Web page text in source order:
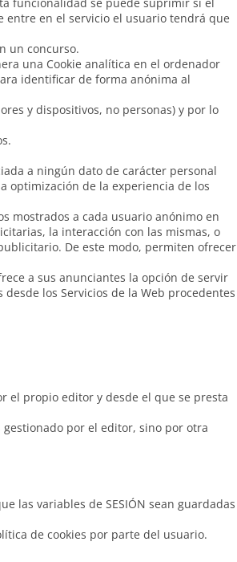
entre en el servicio el usuario tendrá que
un concurso.
una Cookie analítica en el ordenador
identificar de forma anónima al
y dispositivos, no personas) y por lo
a ningún dato de carácter personal
optimización de la experiencia de los
mostrados a cada usuario anónimo en
la interacción con las mismas, o
De este modo, permiten ofrecer
a sus anunciantes la opción de servir
los Servicios de la Web procedentes
el propio editor y desde el que se presta
por el editor, sino por otra
las variables de SESIÓN sean guardadas
de cookies por parte del usuario.